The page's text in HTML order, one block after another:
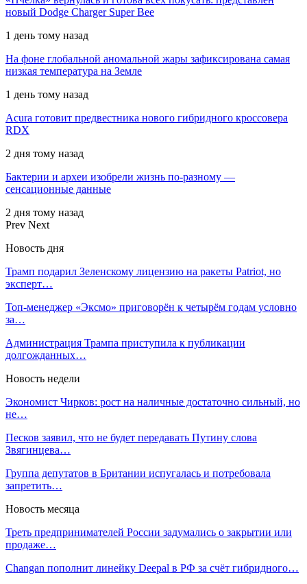
новый Dodge Charger Super Bee
1 день тому назад
На фоне глобальной аномальной жары зафиксирована самая
низкая температура на Земле
1 день тому назад
Acura готовит предвестника нового гибридного кроссовера
RDX
2 дня тому назад
Бактерии и археи изобрели жизнь по-разному —
сенсационные данные
2 дня тому назад
Prev Next
Новость дня
Трамп подарил Зеленскому лицензию на ракеты Patriot, но
эксперт…
Топ-менеджер «Эксмо» приговорён к четырём годам условно
за…
Администрация Трампа приступила к публикации
долгожданных…
Новость недели
Экономист Чирков: рост на наличные достаточно сильный, но
не…
Песков заявил, что не будет передавать Путину слова
Звягинцева…
Группа депутатов в Британии испугалась и потребовала
запретить…
Новость месяца
Треть предпринимателей России задумались о закрытии или
продаже…
Changan пополнит линейку Deepal в РФ за счёт гибридного…